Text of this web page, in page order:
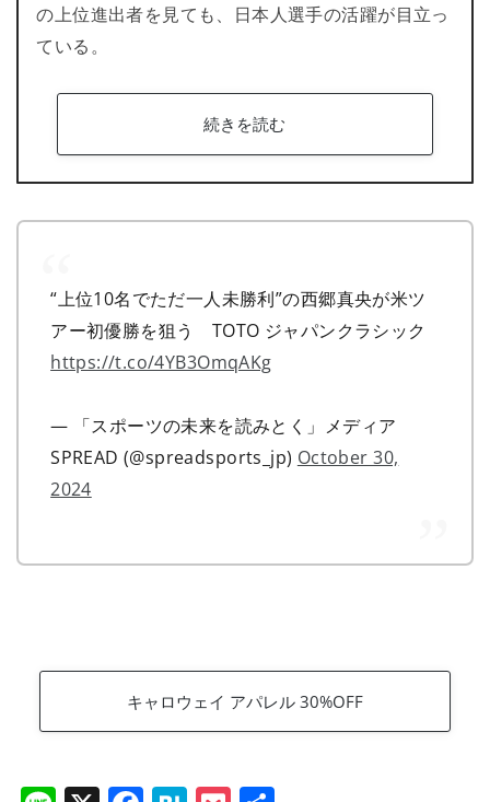
の上位進出者を見ても、日本人選手の活躍が目立っ
ている。
続きを読む
“上位10名でただ一人未勝利”の西郷真央が米ツ
アー初優勝を狙う TOTO ジャパンクラシック
https://t.co/4YB3OmqAKg
— 「スポーツの未来を読みとく」メディア
SPREAD (@spreadsports_jp) October 30,
2024
キャロウェイ アパレル 30%OFF